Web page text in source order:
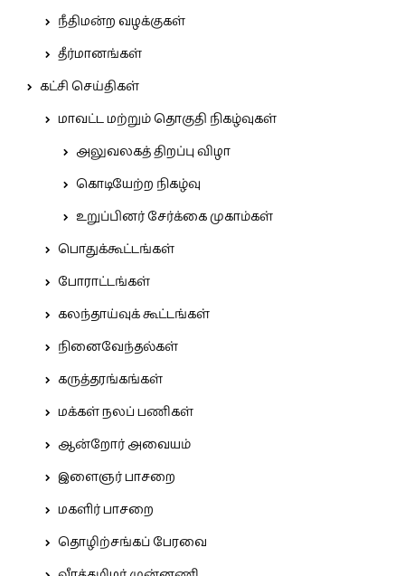
நீதிமன்ற வழக்குகள்
தீர்மானங்கள்
கட்சி செய்திகள்
மாவட்ட மற்றும் தொகுதி நிகழ்வுகள்
அலுவலகத் திறப்பு விழா
கொடியேற்ற நிகழ்வு
உறுப்பினர் சேர்க்கை முகாம்கள்
பொதுக்கூட்டங்கள்
போராட்டங்கள்
கலந்தாய்வுக் கூட்டங்கள்
நினைவேந்தல்கள்
கருத்தரங்கங்கள்
மக்கள் நலப் பணிகள்
ஆன்றோர் அவையம்
இளைஞர் பாசறை
மகளிர் பாசறை
தொழிற்சங்கப் பேரவை